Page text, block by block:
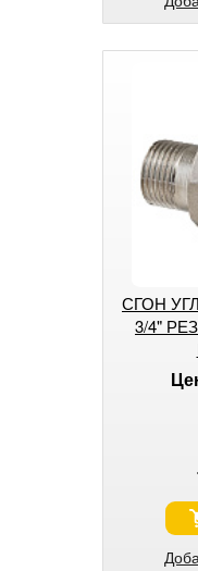
СГОН
3/4"